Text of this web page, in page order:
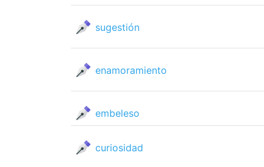
sugestión
enamoramiento
embeleso
curiosidad